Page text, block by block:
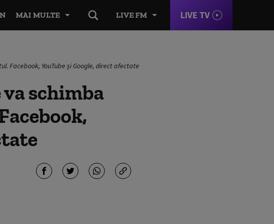
LIVE FM LIVE TV
MAI MULTE
Facebook, YouTube și Google, direct afectate
va schimba